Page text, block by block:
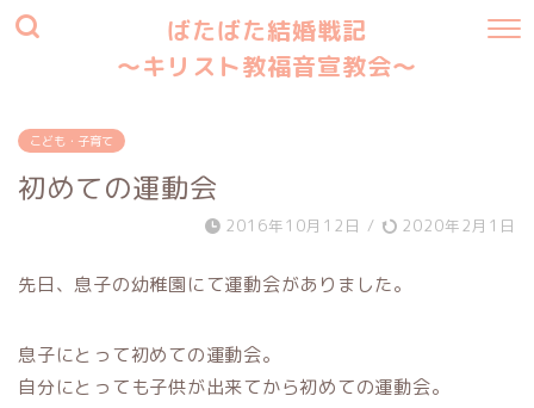
ばたばた結婚戦記
〜キリスト教福音宣教会〜
こども・子育て
初めての運動会
2016年10月12日 / 2020年2月1日
先日、息子の幼稚園にて運動会がありました。
息子にとって初めての運動会。
自分にとっても子供が出来てから初めての運動会。